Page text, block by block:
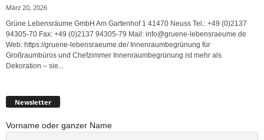
März 20, 2026
Grüne Lebensräume GmbH Am Gartenhof 1 41470 Neuss Tel.: +49 (0)2137
94305-70 Fax: +49 (0)2137 94305-79 Mail: info@gruene-lebensraeume.de
Web: https://gruene-lebensraeume.de/ Innenraumbegrünung für
Großraumbüros und Chefzimmer Innenraumbegrünung ist mehr als
Dekoration – sie...
Newsletter
Vorname oder ganzer Name